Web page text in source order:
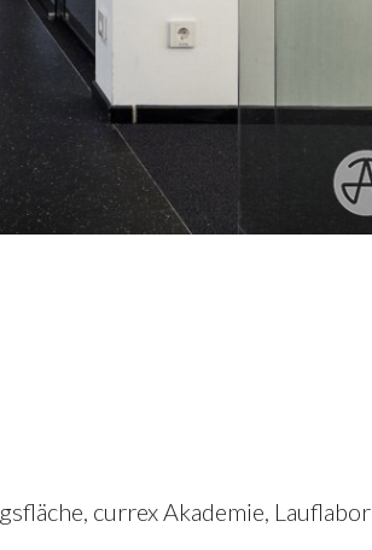
currex Akademie, Lauflabor